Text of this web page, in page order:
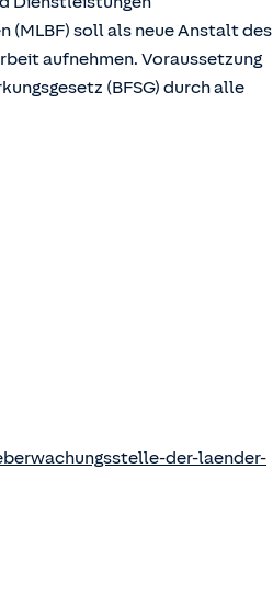
(MLBF) soll als neue Anstalt des
aufnehmen. Voraussetzung
(BFSG) durch alle
der-laender-